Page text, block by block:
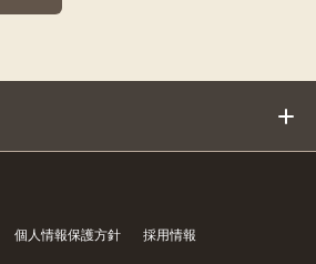
個人情報保護方針 採用情報